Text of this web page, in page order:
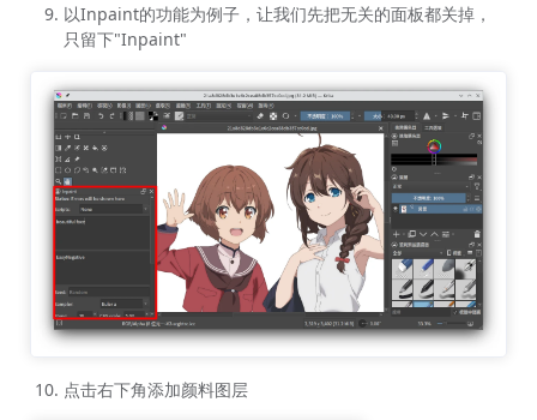
以Inpaint的功能为例子，让我们先把无关的面板都关掉，
只留下"Inpaint"
点击右下角添加颜料图层